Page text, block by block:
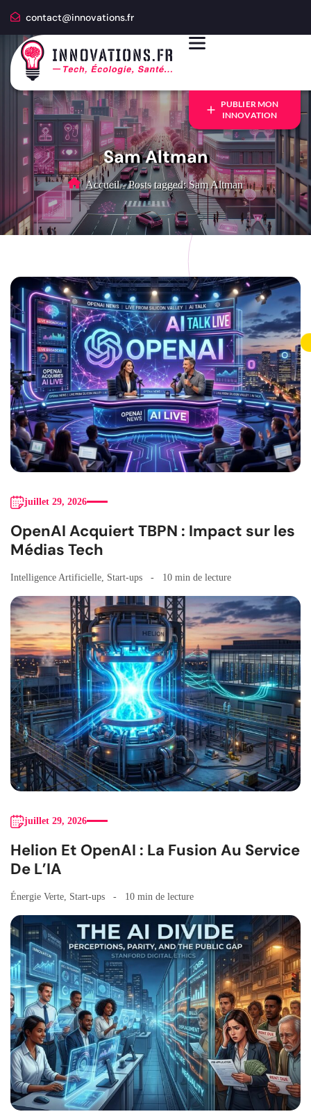
contact@innovations.fr
PUBLIER MON
INNOVATION
Sam Altman
Accueil - Posts tagged: Sam Altman
juillet 29, 2026
OpenAI Acquiert TBPN : Impact sur les
Médias Tech
Intelligence Artificielle Start-ups 10 min de lecture
juillet 29, 2026
Helion Et OpenAI : La Fusion Au Service
De L’IA
Énergie Verte Start-ups 10 min de lecture